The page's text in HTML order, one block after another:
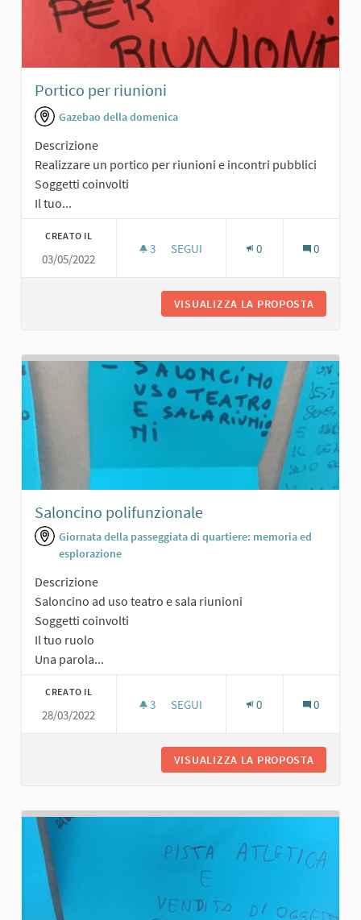
Portico per riunioni
Gazebao della domenica
Descrizione
Realizzare un portico per riunioni e incontri pubblici
Soggetti coinvolti
Il tuo...
CREATO IL
03/05/2022
3 3 SOSTENITORI
SEGUI 0 0
VISUALIZZA LA PROPOSTA
Saloncino polifunzionale
Giornata della passeggiata di quartiere: memoria ed
esplorazione
Descrizione
Saloncino ad uso teatro e sala riunioni
Soggetti coinvolti
Il tuo ruolo
Una parola...
CREATO IL
28/03/2022
3 3 SOSTENITORI
SEGUI 0 0
VISUALIZZA LA PROPOSTA